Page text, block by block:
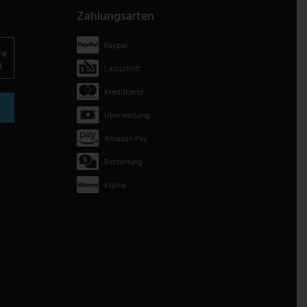
Zahlungsarten
Paypal
Lastschrift
Kreditkarte
Überweisung
Amazon Pay
Barzahlung
Klarna